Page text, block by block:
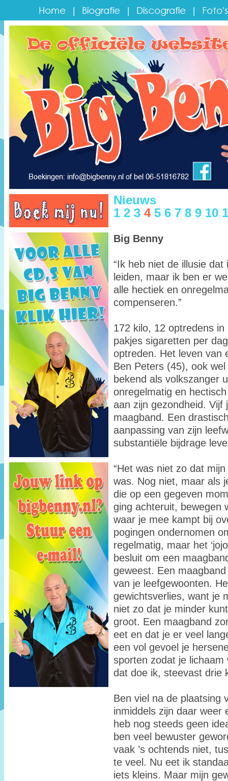
Nieuws
1 2 3 4 5 6 7 8 9 10
Big Benny
“Ik heb niet de illusie
leiden, maar ik ben er
alle hectiek en
compenseren.”
172 kilo, 12 optredens
pakjes sigaretten per
optreden. Het leven van
Ben Peters (45), ook
bekend als volkszanger
onregelmatig en
aan zijn gezondheid. Vijf
maagband. Een
aanpassing van zijn
substantiële bijdrage
“Het was niet zo dat
was. Nog niet, maar als
die op een gegeven
ging achteruit, bewegen
waar je mee kampt bij
pogingen ondernomen
regelmatig, maar het
besluit om een
geweest. Een
van je leefgewoonten.
gewichtsverlies, want je
niet zo dat je minder
groot. Een maagband
eet en dat je er veel
een vol gevoel je
sporten zodat je
dat doe ik, steevast drie
Ben viel na de plaatsing
inmiddels zijn daar weer
heb nog steeds geen
ben veel bewuster
vaak ’s ochtends niet,
te veel. Nu eet ik
iets kleins. Maar mijn